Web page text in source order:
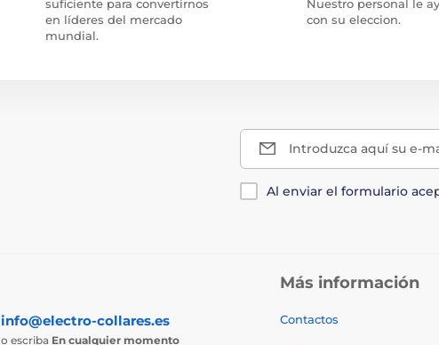
suficiente para convertirnos
en líderes del mercado
mundial.
Nuestro personal le
con su eleccion.
Introduzca aquí su e-
Al enviar el formulario
info@electro-collares.es
o escriba En cualquier momento
Más información
Contactos